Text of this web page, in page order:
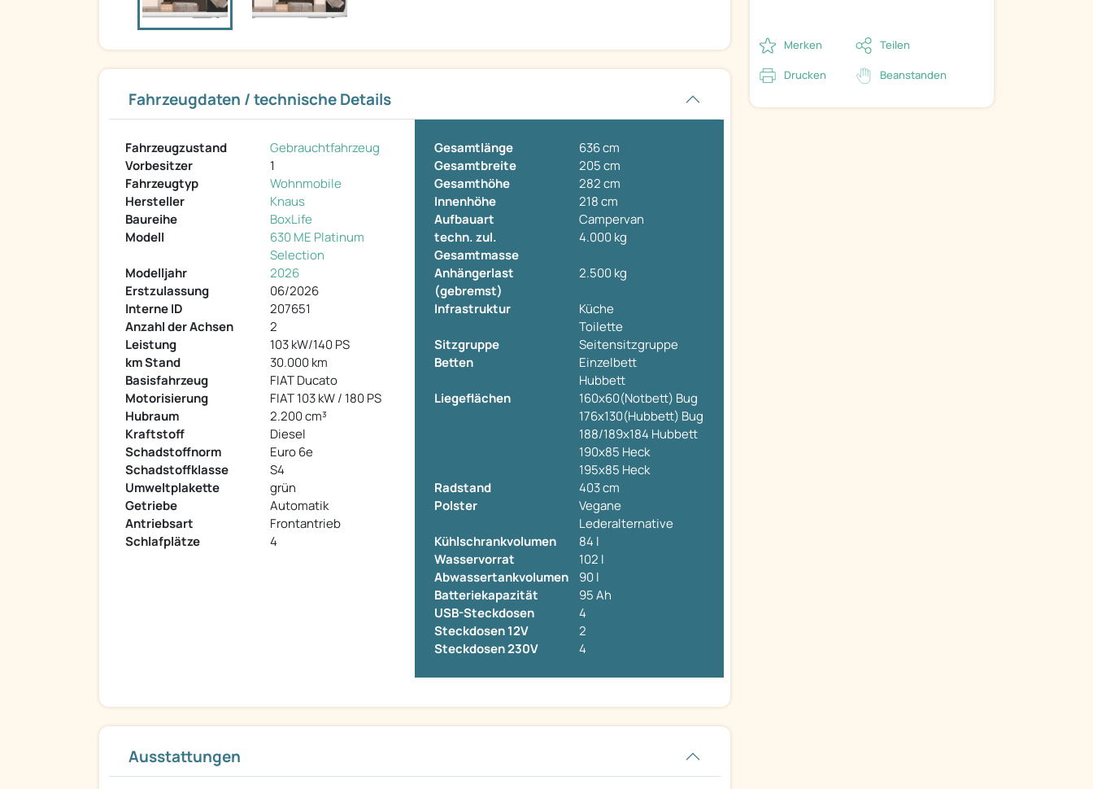
Fahrzeugdaten / technische Details
Fahrzeugzustand
Gebrauchtfahrzeug
Vorbesitzer
1
Fahrzeugtyp
Wohnmobile
Hersteller
Knaus
Baureihe
BoxLife
Modell
630 ME Platinum
Selection
Modelljahr
2026
Erstzulassung
06/2026
Interne ID
207651
Anzahl der Achsen
2
Leistung
103 kW/140 PS
km Stand
30.000 km
Basisfahrzeug
FIAT Ducato
Motorisierung
FIAT 103 kW / 180 PS
Hubraum
2.200 cm³
Kraftstoff
Diesel
Schadstoffnorm
Euro 6e
Schadstoffklasse
S4
Umweltplakette
grün
Getriebe
Automatik
Antriebsart
Frontantrieb
Schlafplätze
4
Gesamtlänge
636 cm
Gesamtbreite
205 cm
Gesamthöhe
282 cm
Innenhöhe
218 cm
Aufbauart
Campervan
techn. zul.
Gesamtmasse
4.000 kg
Anhängerlast
(gebremst)
2.500 kg
Infrastruktur
Küche
Toilette
Sitzgruppe
Seitensitzgruppe
Betten
Einzelbett
Hubbett
Liegeflächen
160x60(Notbett) Bug
176x130(Hubbett) Bug
188/189x184 Hubbett
190x85 Heck
195x85 Heck
Radstand
403 cm
Polster
Vegane
Lederalternative
Kühlschrankvolumen
84 l
Wasservorrat
102 l
Abwassertankvolumen
90 l
Batteriekapazität
95 Ah
USB-Steckdosen
4
Steckdosen 12V
2
Steckdosen 230V
4
Ausstattungen
Merken Teilen
Drucken Beanstanden